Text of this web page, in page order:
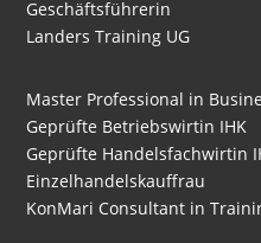
Geschäftsführerin
Landers Training UG
Master Professional in
Geprüfte Betriebswirtin IHK
Geprüfte Handelsfachwirtin
Einzelhandelskauffrau
KonMari Consultant in